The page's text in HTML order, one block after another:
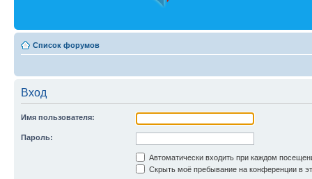
Список форумов
Вход
Имя пользователя:
Пароль:
Автоматически входить при каждом
Скрыть моё пребывание на конференции в